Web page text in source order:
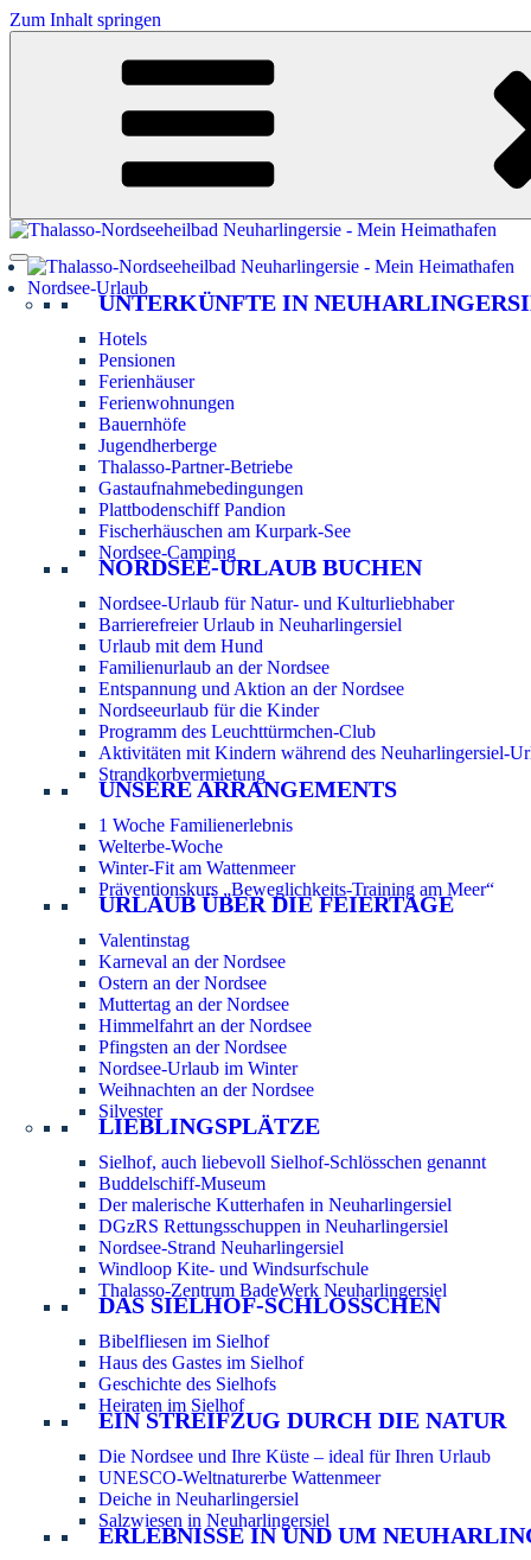
Zum Inhalt springen
Nordsee-Urlaub
UNTERKÜNFTE IN
Hotels
Pensionen
Ferienhäuser
Ferienwohnungen
Bauernhöfe
Jugendherberge
Thalasso-Partner-Betriebe
Gastaufnahmebedingungen
Plattbodenschiff Pandion
Fischerhäuschen am Kurpark-See
Nordsee-Camping
NORDSEE-URLAUB BUCHEN
Nordsee-Urlaub für Natur- und Kulturliebhaber
Barrierefreier Urlaub in Neuharlingersiel
Urlaub mit dem Hund
Familienurlaub an der Nordsee
Entspannung und Aktion an der Nordsee
Nordseeurlaub für die Kinder
Programm des Leuchttürmchen-Club
Aktivitäten mit Kindern während des Neuharlingersiel-
Strandkorbvermietung
UNSERE ARRANGEMENTS
1 Woche Familienerlebnis
Welterbe-Woche
Winter-Fit am Wattenmeer
Präventionskurs „Beweglichkeits-Training am Meer“
URLAUB ÜBER DIE FEIERTAGE
Valentinstag
Karneval an der Nordsee
Ostern an der Nordsee
Muttertag an der Nordsee
Himmelfahrt an der Nordsee
Pfingsten an der Nordsee
Nordsee-Urlaub im Winter
Weihnachten an der Nordsee
Silvester
LIEBLINGSPLÄTZE
Sielhof, auch liebevoll Sielhof-Schlösschen genannt
Buddelschiff-Museum
Der malerische Kutterhafen in Neuharlingersiel
DGzRS Rettungsschuppen in Neuharlingersiel
Nordsee-Strand Neuharlingersiel
Windloop Kite- und Windsurfschule
Thalasso-Zentrum BadeWerk Neuharlingersiel
DAS SIELHOF-SCHLÖSSCHEN
Bibelfliesen im Sielhof
Haus des Gastes im Sielhof
Geschichte des Sielhofs
Heiraten im Sielhof
EIN STREIFZUG DURCH DIE NATUR
Die Nordsee und Ihre Küste – ideal für Ihren Urlaub
UNESCO-Weltnaturerbe Wattenmeer
Deiche in Neuharlingersiel
Salzwiesen in Neuharlingersiel
ERLEBNISSE IN UND UM